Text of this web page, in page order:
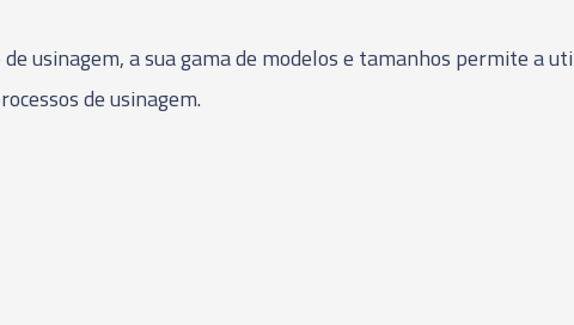
usinagem, a sua gama de modelos e tamanhos permite a
de usinagem.